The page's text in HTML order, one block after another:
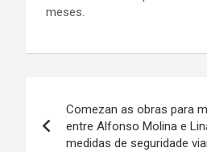
meses.
de
Comezan as obras para
entre Alfonso Molina e
medidas de seguridade